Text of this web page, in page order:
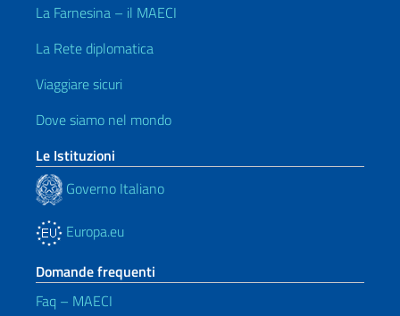
La Farnesina – il MAECI
La Rete diplomatica
Viaggiare sicuri
Dove siamo nel mondo
Le Istituzioni
Governo Italiano
Europa.eu
Domande frequenti
Faq – MAECI